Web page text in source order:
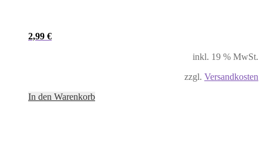
2,99 €
inkl. 19 % MwSt.
zzgl. Versandkosten
In den Warenkorb